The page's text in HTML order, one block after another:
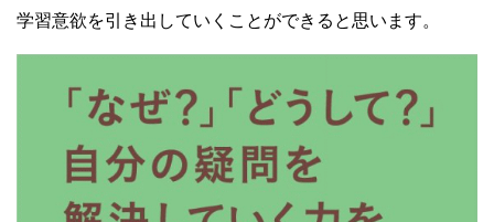
学習意欲を引き出していくことができると思います。